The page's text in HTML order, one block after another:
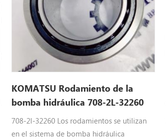
KOMATSU Rodamiento de la
bomba hidráulica 708-2L-32260
7082L32260
708-2l-32260 Los rodamientos se utilizan
en el sistema de bomba hidráulica